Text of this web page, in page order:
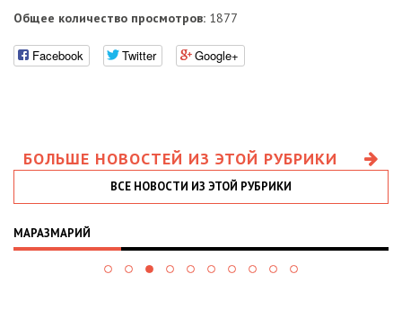
Общее количество просмотров: 1877
Facebook Twitter Google+
БОЛЬШЕ НОВОСТЕЙ ИЗ ЭТОЙ РУБРИКИ
ВСЕ НОВОСТИ ИЗ ЭТОЙ РУБРИКИ
МАРАЗМАРИЙ